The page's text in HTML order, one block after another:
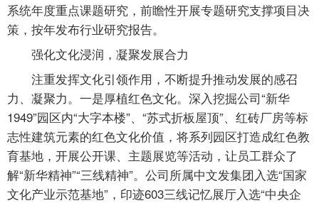
系统年度重点课题研究，前瞻性开展专题研究支撑项目决
策，按年发布行业研究报告。
强化文化浸润，凝聚发展合力
注重发挥文化引领作用，不断提升推动发展的感召
力、凝聚力。一是厚植红色文化。深入挖掘公司“新华
1949”园区内“大字本楼”、“苏式折板屋顶”、红砖厂房等标
志性建筑元素的红色文化价值，将系列园区打造成红色教
育基地，开展公开课、主题展览等活动，让员工群众了
解“新华精神”“三线精神”。公司所属中文发集团入选“国家
文化产业示范基地”，印迹603三线记忆展厅入选“中央企